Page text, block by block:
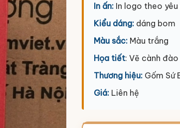
In ấn: In logo theo yêu
Kiểu dáng: dáng bom
Màu sắc: Màu trắng
Họa tiết: Vẽ cành
Thương hiệu: Gốm Sứ
Giá: Liên hệ